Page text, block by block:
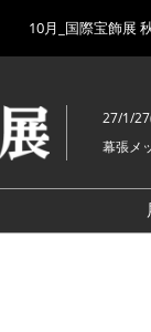
10月_国際宝飾展
27/1/
幕張メ